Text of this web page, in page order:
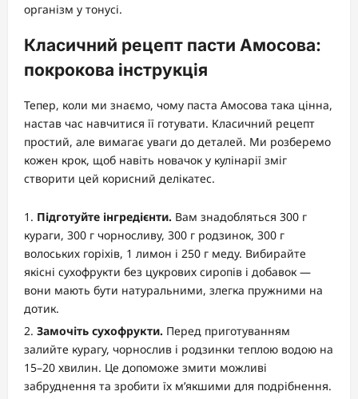
організм у тонусі.
Класичний рецепт пасти Амосова:
покрокова інструкція
Тепер, коли ми знаємо, чому паста Амосова така цінна,
настав час навчитися її готувати. Класичний рецепт
простий, але вимагає уваги до деталей. Ми розберемо
кожен крок, щоб навіть новачок у кулінарії зміг
створити цей корисний делікатес.
Підготуйте інгредієнти. Вам знадобляться 300 г
кураги, 300 г чорносливу, 300 г родзинок, 300 г
волоських горіхів, 1 лимон і 250 г меду. Вибирайте
якісні сухофрукти без цукрових сиропів і добавок —
вони мають бути натуральними, злегка пружними на
дотик.
Замочіть сухофрукти. Перед приготуванням
залийте курагу, чорнослив і родзинки теплою водою на
15–20 хвилин. Це допоможе змити можливі
забруднення та зробити їх м’якшими для подрібнення.